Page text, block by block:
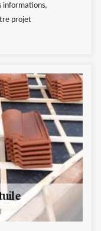
informations,
projet